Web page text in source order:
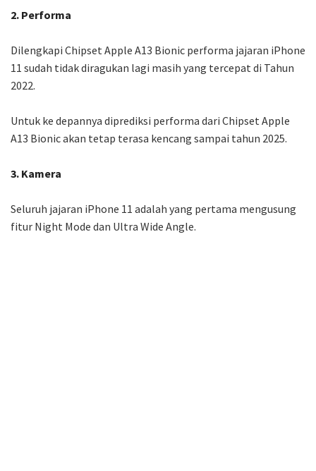
2. Performa
Dilengkapi Chipset Apple A13 Bionic performa jajaran iPhone
11 sudah tidak diragukan lagi masih yang tercepat di Tahun
2022.
Untuk ke depannya diprediksi performa dari Chipset Apple
A13 Bionic akan tetap terasa kencang sampai tahun 2025.
3. Kamera
Seluruh jajaran iPhone 11 adalah yang pertama mengusung
fitur Night Mode dan Ultra Wide Angle.